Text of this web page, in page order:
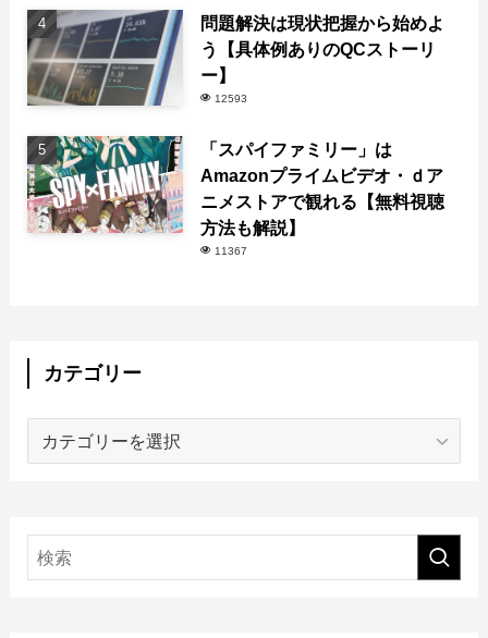
問題解決は現状把握から始めよ
う【具体例ありのQCストーリ
ー】
12593
「スパイファミリー」は
Amazonプライムビデオ・ｄア
ニメストアで観れる【無料視聴
方法も解説】
11367
カテゴリー
ー